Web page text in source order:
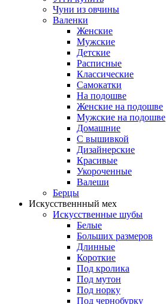
Чуни из овчины
Валенки
Женские
Мужские
Детские
Расписные
Классические
Самокатки
На подошве
Женские на подошве
Мужские на подошве
Домашние
С вышивкой
Дизайнерские
Красивые
Укороченные
Валеши
Берцы
Искусственнный мех
Искусственные шубы
Белые
Больших размеров
Длинные
Короткие
Под кролика
Под мутон
Под норку
Под чернобурку